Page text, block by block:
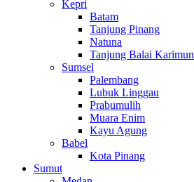
Kepri
Batam
Tanjung Pinang
Natuna
Tanjung Balai Karimun
Sumsel
Palembang
Lubuk Linggau
Prabumulih
Muara Enim
Kayu Agung
Babel
Kota Pinang
Sumut